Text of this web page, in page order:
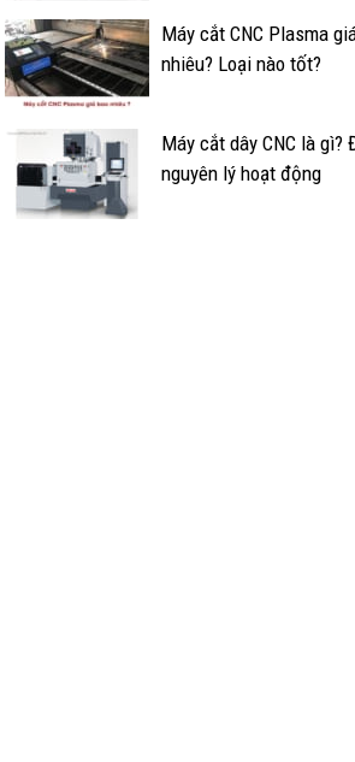
Máy cắt CNC Plasma
nhiêu? Loại nào tốt?
Máy cắt dây CNC là gì?
nguyên lý hoạt động